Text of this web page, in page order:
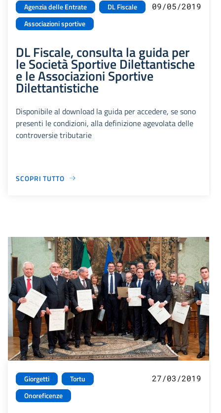
Agenzia delle Entrate
DL Fiscale
Associazioni sportive
09/05/2019
DL Fiscale, consulta la guida per
le Società Sportive Dilettantische
e le Associazioni Sportive
Dilettantistiche
Disponibile al download la guida per accedere, se sono
presenti le condizioni, alla definizione agevolata delle
controversie tributarie
SCOPRI TUTTO
Giorgetti
Tortu
Onoreficenze
27/03/2019